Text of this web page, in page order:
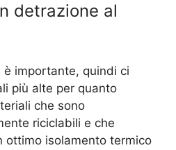
detrazione al
importante, quindi ci
più alte per quanto
che sono
riciclabili e che
ottimo isolamento termico